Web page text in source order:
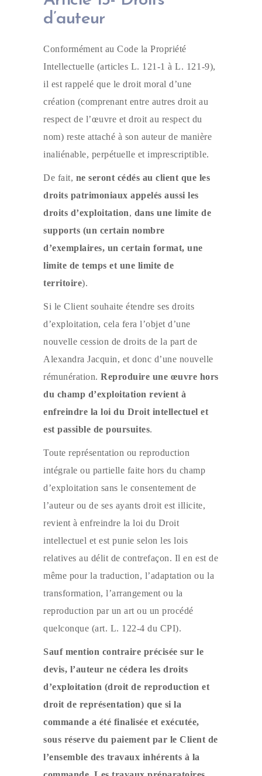
d’auteur
Conformément au Code la Propriété
Intellectuelle (articles L. 121-1 à L. 121-9),
il est rappelé que le droit moral d’une
création (comprenant entre autres droit au
respect de l’œuvre et droit au respect du
nom) reste attaché à son auteur de manière
inaliénable, perpétuelle et imprescriptible.
De fait, ne seront cédés au client que les
droits patrimoniaux appelés aussi les
droits d’exploitation, dans une limite de
supports (un certain nombre
d’exemplaires, un certain format, une
limite de temps et une limite de
territoire).
Si le Client souhaite étendre ses droits
d’exploitation, cela fera l’objet d’une
nouvelle cession de droits de la part de
Alexandra Jacquin, et donc d’une nouvelle
rémunération.Reproduire une œuvre hors
du champ d’exploitation revient à
enfreindre la loi du Droit intellectuel et
est passible de poursuites.
Toute représentation ou reproduction
intégrale ou partielle faite hors du champ
d’exploitation sans le consentement de
l’auteur ou de ses ayants droit est illicite,
revient à enfreindre la loi du Droit
intellectuel et est punie selon les lois
relatives au délit de contrefaçon. Il en est de
même pour la traduction, l’adaptation ou la
transformation, l’arrangement ou la
reproduction par un art ou un procédé
quelconque (art. L. 122-4 du CPI).
Sauf mention contraire précisée sur le
devis, l’auteur ne cédera les droits
d’exploitation (droit de reproduction et
droit de représentation) que si la
commande a été finalisée et exécutée,
sous réserve du paiement par le Client de
l’ensemble des travaux inhérents à la